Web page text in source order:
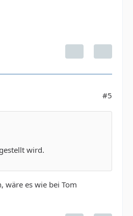
#5
wird.
wäre es wie bei Tom